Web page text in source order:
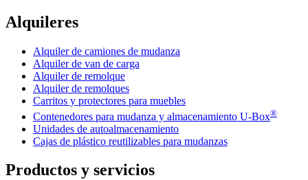
Alquileres
Alquiler de camiones de mudanza
Alquiler de van de carga
Alquiler de remolque
Alquiler de remolques
Carritos y protectores para muebles
Contenedores para mudanza y almacenamiento U-Box®
Unidades de autoalmacenamiento
Cajas de plástico reutilizables para mudanzas
Productos y servicios